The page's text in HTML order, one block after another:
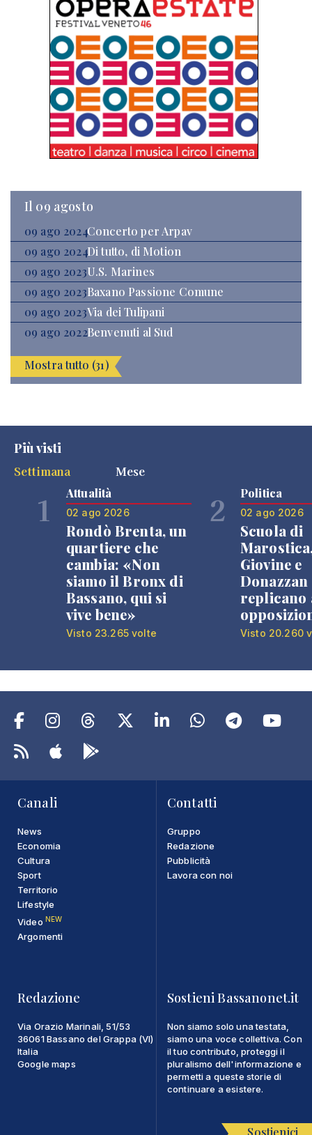
Il 09 agosto
09 ago 2024Concerto per Arpav
09 ago 2024Di tutto, di Motion
09 ago 2023U.S. Marines
09 ago 2023Baxano Passione Comune
09 ago 2023Via dei Tulipani
09 ago 2022Benvenuti al Sud
Mostra tutto (31)
Più visti
Settimana
Mese
1 Attualità
02 ago 2026
Rondò Brenta, un
quartiere che
cambia: «Non
siamo il Bronx di
Bassano, qui si
vive bene»
Visto 23.265 volte
2 Politica
02 ago 2026
Scuola di
Giovine e
Donazzan
replicano
Visto 20.260
Canali
News
Economia
Cultura
Sport
Territorio
Lifestyle
Video NEW
Argomenti
Contatti
Gruppo
Redazione
Pubblicità
Lavora con noi
Redazione
Via Orazio Marinali, 51/53
36061 Bassano del Grappa (VI)
Italia
Google maps
Sostieni Bassanonet.it
Non siamo solo una testata,
siamo una voce collettiva. Con
il tuo contributo, proteggi il
pluralismo dell'informazione e
permetti a queste storie di
continuare a esistere.
Sostienici